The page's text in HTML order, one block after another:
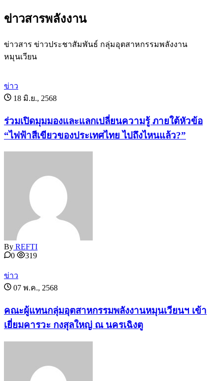
ข่าวสารพลังงาน
ข่าวสาร ข่าวประชาสัมพันธ์ กลุ่มอุตสาหกรรมพลังงาน
หมุนเวียน
ข่าว
18 มิ.ย., 2568
ร่วมเปิดมุมมองและแลกเปลี่ยนความรู้ ภายใต้หัวข้อ
“ไฟฟ้าสีเขียวของประเทศไทย ไปถึงไหนแล้ว?”
By REFTI
0
319
ข่าว
07 พ.ค., 2568
คณะผู้แทนกลุ่มอุตสาหกรรมพลังงานหมุนเวียนฯ เข้า
เยี่ยมคารวะ กงสุลใหญ่ ณ นครเฉิงตู